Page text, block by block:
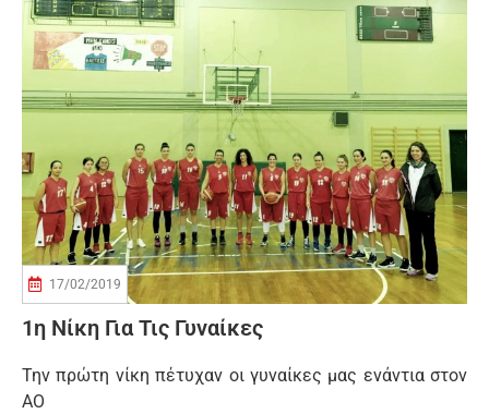
17/02/2019
1η Νίκη Για Τις Γυναίκες
Την πρώτη νίκη πέτυχαν οι γυναίκες μας ενάντια στον
ΑΟ